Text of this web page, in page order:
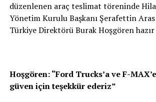
düzenlenen araç teslimat töreninde
Yönetim Kurulu Başkanı Şerafettin
Türkiye Direktörü Burak Hoşgören
Hoşgören: “Ford Trucks’a ve F-
güven için teşekkür ederiz”